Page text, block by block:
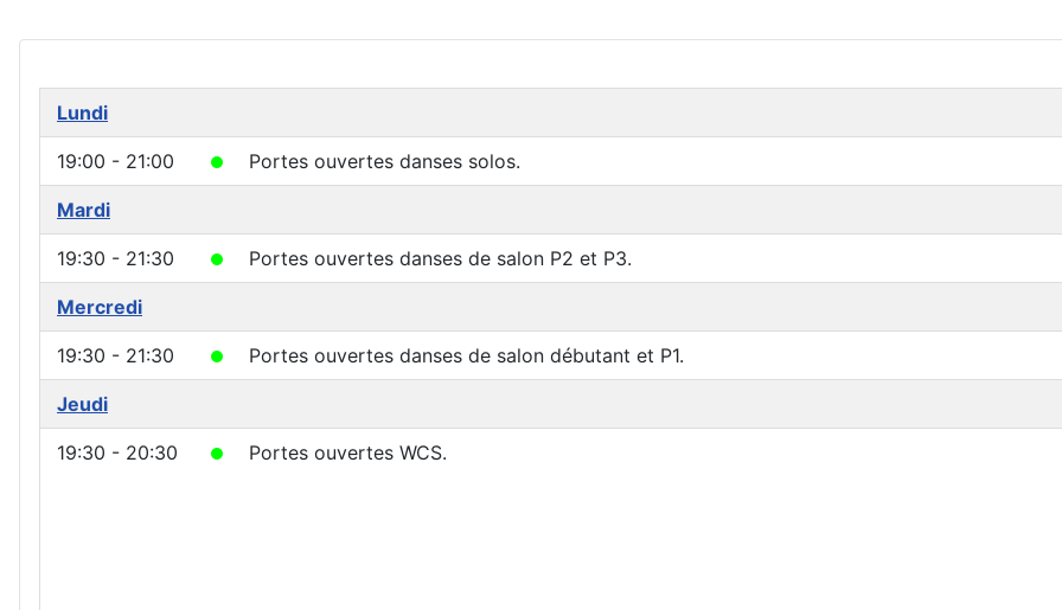
Lundi
19:00 - 21:00 Portes ouvertes danses solos.
Mardi
19:30 - 21:30 Portes ouvertes danses de salon P2 et P3.
Mercredi
19:30 - 21:30 Portes ouvertes danses de salon débutant et P1.
Jeudi
19:30 - 20:30 Portes ouvertes WCS.